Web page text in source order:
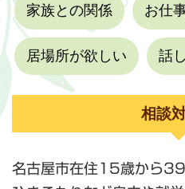
家族との関係 お仕
居場所が欲しい 話
相談
名古屋市在住15歳から39